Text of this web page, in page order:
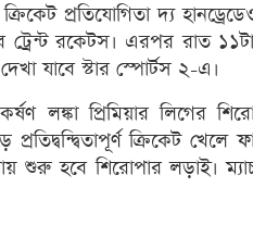
প্রতিযোগিতা দ্য
রকেটস। এরপর রাত
যাবে স্টার স্পোর্টস ২-এ।
প্রিমিয়ার লিগের
ক্রিকেট
শুরু হবে শিরোপার লড়াই।